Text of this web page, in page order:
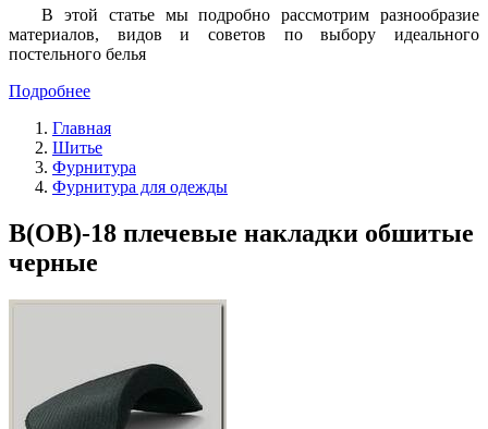
В этой статье мы подробно рассмотрим разнообразие
материалов, видов и советов по выбору идеального
постельного белья
Подробнее
Главная
Шитье
Фурнитура
Фурнитура для одежды
В(ОВ)-18 плечевые накладки обшитые
черные